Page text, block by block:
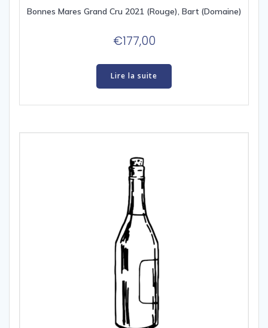
Bonnes Mares Grand Cru 2021 (Rouge), Bart (Domaine)
€177,00
Lire la suite